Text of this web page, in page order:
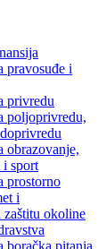
pravosuđe i
privredu
poljoprivredu,
obrazovanje,
i sport
prostorno
i
okoline
boračka pitanja